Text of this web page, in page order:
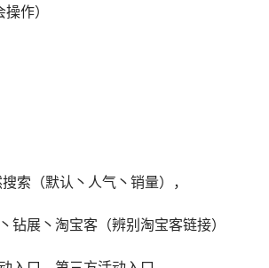
作）
（默认丶人气丶销量），
钻展丶淘宝客（辨别淘宝客链接）